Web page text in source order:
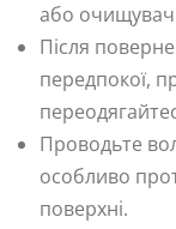
або очищувач
Після
передпокої,
Проводьте
особливо
поверхні.